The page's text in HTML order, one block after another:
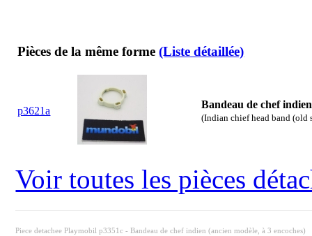
Pièces de la même forme(Liste détaillée)
p3621a
Bandeau de chef
(Indian chief head band (old
Voir toutes les pièces
Piece detachee Playmobil p3351c - Bandeau de chef indien (ancien modèle, à 3 encoches)